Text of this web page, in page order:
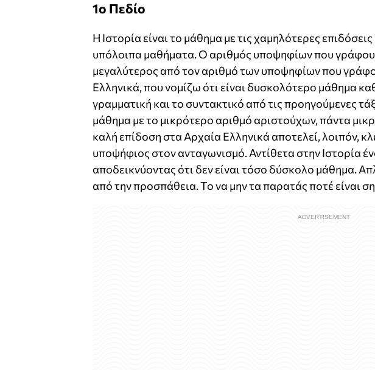
1ο Πεδίο
Η Ιστορία είναι το μάθημα με τις χαμηλότερες
υπόλοιπα μαθήματα. Ο αριθμός υποψηφίων που
μεγαλύτερος από τον αριθμό των υποψηφίων που
Ελληνικά, που νομίζω ότι είναι δυσκολότερο μάθημα
γραμματική και το συντακτικό από τις προηγούμενες
μάθημα με το μικρότερο αριθμό αριστούχων, πάντα
καλή επίδοση στα Αρχαία Ελληνικά αποτελεί, λοιπόν,
υποψήφιος στον ανταγωνισμό. Αντίθετα στην Ιστορία
αποδεικνύοντας ότι δεν είναι τόσο δύσκολο μάθημα.
από την προσπάθεια. Το να μην τα παρατάς ποτέ είναι